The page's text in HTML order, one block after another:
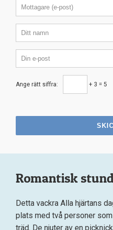
Ange rätt siffra: + 3 = 5
Romantisk
Detta vackra Alla hjärtans
plats med två personer
träd. De njuter av en